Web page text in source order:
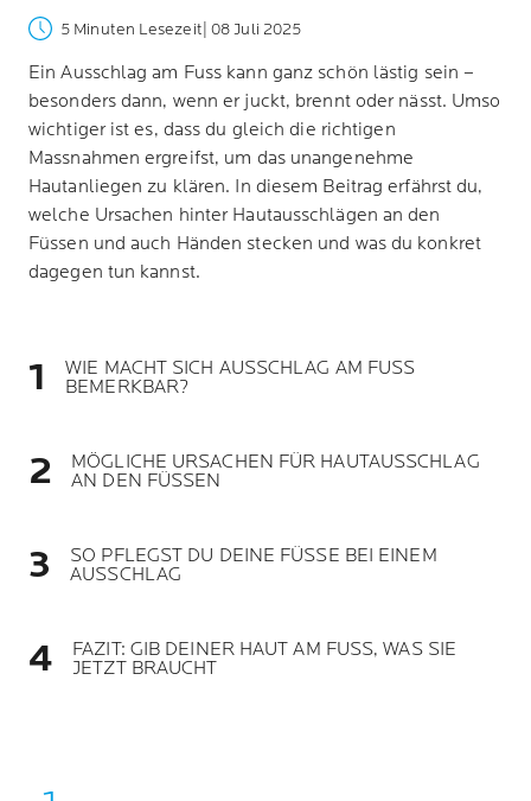
5 Minuten Lesezeit | 08 Juli 2025
Ein Ausschlag am Fuss kann ganz schön lästig sein –
besonders dann, wenn er juckt, brennt oder nässt. Umso
wichtiger ist es, dass du gleich die richtigen
Massnahmen ergreifst, um das unangenehme
Hautanliegen zu klären. In diesem Beitrag erfährst du,
welche Ursachen hinter Hautausschlägen an den
Füssen und auch Händen stecken und was du konkret
dagegen tun kannst.
WIE MACHT SICH AUSSCHLAG AM FUSS
BEMERKBAR?
MÖGLICHE URSACHEN FÜR HAUTAUSSCHLAG
AN DEN FÜSSEN
SO PFLEGST DU DEINE FÜSSE BEI EINEM
AUSSCHLAG
FAZIT: GIB DEINER HAUT AM FUSS, WAS SIE
JETZT BRAUCHT